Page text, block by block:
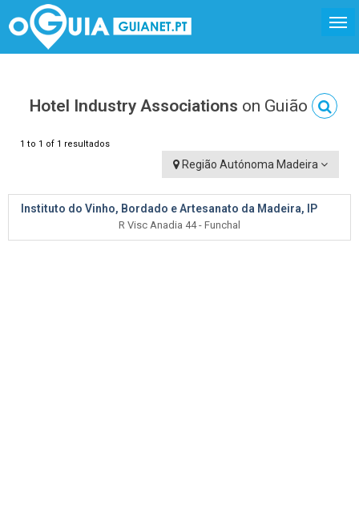
Hotel Industry Associations on Guião
1 to 1 of 1 resultados
Região Autónoma Madeira
Instituto do Vinho, Bordado e Artesanato da Madeira, IP
R Visc Anadia 44 - Funchal